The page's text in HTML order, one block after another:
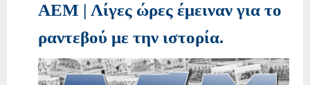
ΑΕΜ | Λίγες ώρες έμειναν για το
ραντεβού με την ιστορία.